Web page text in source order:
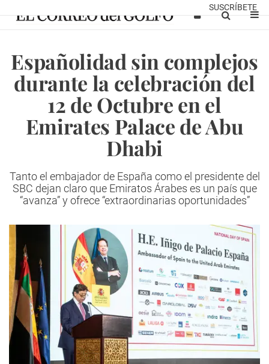
SUSCRÍBETE
Españolidad sin complejos
durante la celebración del
12 de Octubre en el
Emirates Palace de Abu
Dhabi
Tanto el embajador de España como el presidente del
SBC dejan claro que Emiratos Árabes es un país que
“avanza” y ofrece “extraordinarias oportunidades”